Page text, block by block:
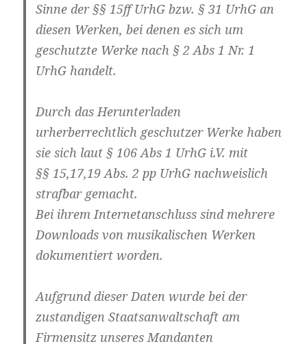
Sinne der §§ 15ff UrhG bzw. § 31 UrhG an
diesen Werken, bei denen es sich um
geschutzte Werke nach § 2 Abs 1 Nr. 1
UrhG handelt.
Durch das Herunterladen
urherberrechtlich geschutzer Werke haben
sie sich laut § 106 Abs 1 UrhG i.V. mit
§§ 15,17,19 Abs. 2 pp UrhG nachweislich
strafbar gemacht.
Bei ihrem Internetanschluss sind mehrere
Downloads von musikalischen Werken
dokumentiert worden.
Aufgrund dieser Daten wurde bei der
zustandigen Staatsanwaltschaft am
Firmensitz unseres Mandanten